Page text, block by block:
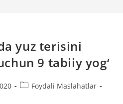
yuz terisini
9 tabiiy yog‘
Рубрика
Foydali Maslahatlar